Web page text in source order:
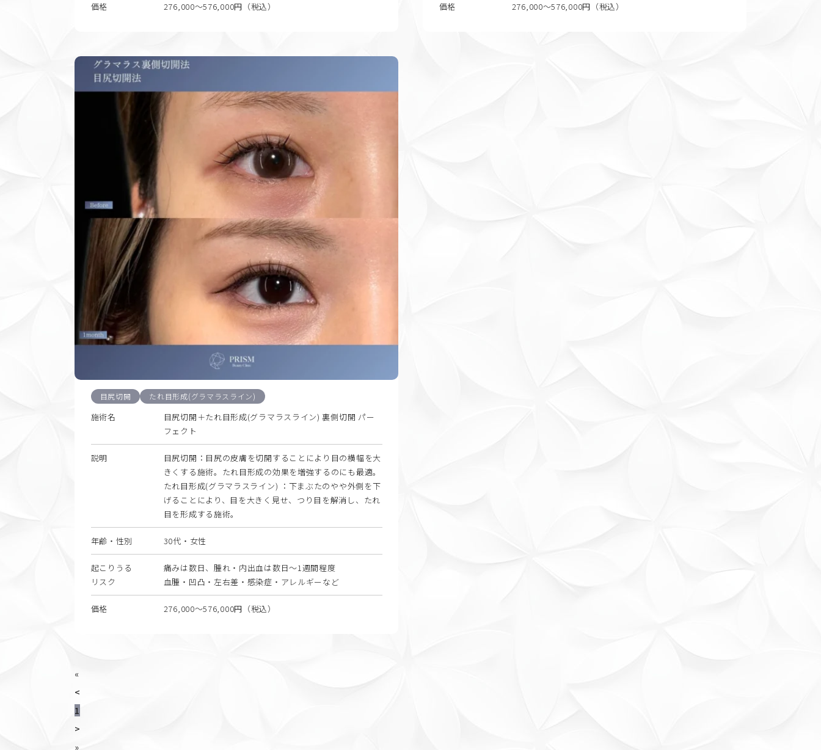
価格 276,000〜576,000円（税込） 価格 276,000〜576,000円（税込）
目尻切開 たれ目形成(グラマラスライン)
施術名
目尻切開＋たれ目形成(グラマラスライン) 裏側切開 パー
フェクト
説明
目尻切開：目尻の皮膚を切開することにより目の横幅を大
きくする施術。たれ目形成の効果を増強するのにも最適。
たれ目形成(グラマラスライン) ：下まぶたのやや外側を下
げることにより、目を大きく見せ、つり目を解消し、たれ
目を形成する施術。
年齢・性別 30代・女性
起こりうる
リスク
痛みは数日、腫れ・内出血は数日〜1週間程度
血腫・凹凸・左右差・感染症・アレルギーなど
価格 276,000〜576,000円（税込）
«
<
1
>
»